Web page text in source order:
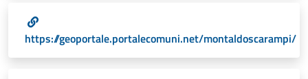
https://geoportale.portalecomuni.net/montaldoscarampi/